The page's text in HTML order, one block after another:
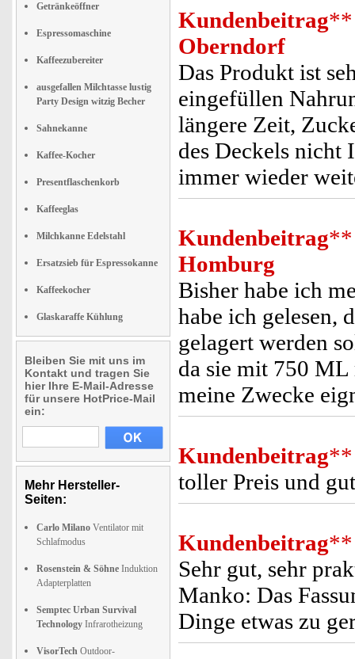
Getränkeöffner
Espressomaschine
Kaffeezubereiter
ausgefallen Milchtasse lustig
Party Design witzig Becher
Sahnekanne
Kaffee-Kocher
Presentflaschenkorb
Kaffeeglas
Milchkanne Edelstahl
Ersatzsieb für Espressokanne
Kaffeekocher
Glaskaraffe Kühlung
Bleiben Sie mit uns im
Kontakt und tragen Sie
hier Ihre E-Mail-Adresse
für unsere HotPrice-Mail
ein:
Mehr Hersteller-
Seiten:
Carlo Milano Ventilator mit
Schlafmodus
Rosenstein & Söhne Induktion
Adapterplatten
Semptec Urban Survival
Technology Infrarotheizung
VisorTech Outdoor-
Kundenbeitrag**
Oberndorf
Das Produkt ist
eingefüllen
längere Zeit,
des Deckels nicht
immer wieder
Kundenbeitrag**
Homburg
Bisher habe ich
habe ich gelesen,
gelagert werden
da sie mit 750
meine Zwecke
Kundenbeitrag**
toller Preis und
Kundenbeitrag**
Sehr gut, sehr
Manko: Das
Dinge etwas zu